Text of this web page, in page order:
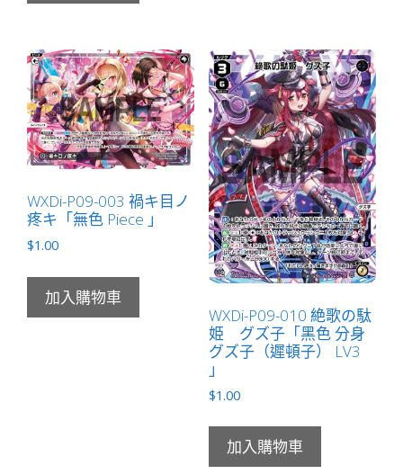
WXDi-P09-003 禍キ目ノ
疼キ「無色 Piece 」
$1.00
加入購物車
WXDi-P09-010 絶歌の駄
姫 グズ子「黑色 分身
グズ子（遲頓子） LV3
」
$1.00
加入購物車